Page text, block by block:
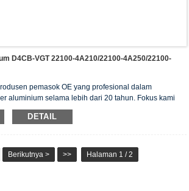
D4CB-VGT 22100-4A210/22100-4A250/22100-
pemasok OE yang profesional dalam
aluminium selama lebih dari 20 tahun. Fokus kami
Kepala silinder kami telah memperoleh
"Kepala silinder dengan penyegelan tinggi",
DETAIL
Berikutnya > >> Halaman 1 / 2